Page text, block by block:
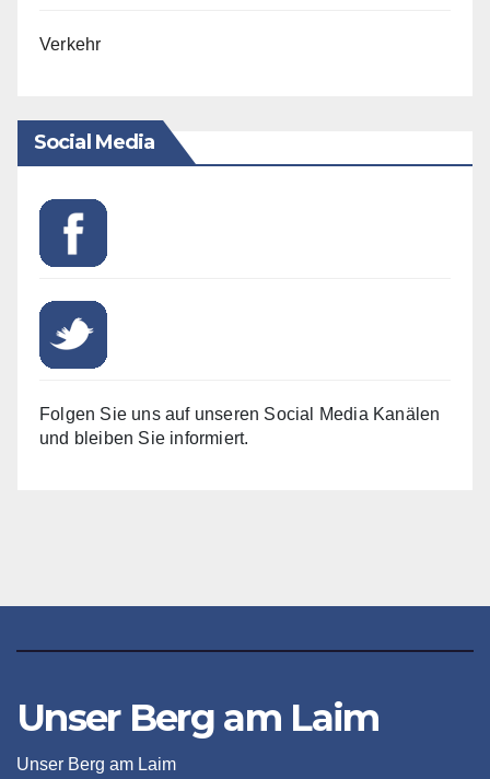
Verkehr
Social Media
Folgen Sie uns auf unseren Social Media Kanälen
und bleiben Sie informiert.
Unser Berg am Laim
Unser Berg am Laim